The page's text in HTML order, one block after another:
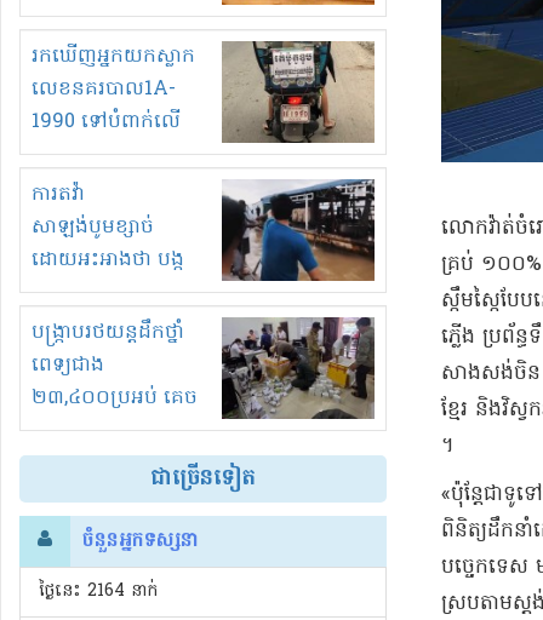
ឆ្នាំ២០៣០
រកឃើញអ្នកយកស្លាក
លេខនគរបាល1A-
1990 ទៅបំពាក់លើ
ម៉ូតូរបស់ខ្លួន ដាកផ្លាក
រត់ឌុបហើយ
ការតវ៉ា
សាឡង់បូមខ្សាច់
ដោយអះអាងថា បង្ក
បាក់ច្រាំងទន្លេ និង
រំខានទាំងយប់ទាំងថ្ងៃ
បង្ក្រាបរថយន្តដឹកថ្នាំ
ពេទ្យជាង
២៣,៤០០ប្រអប់ គេច
ពន្ធនិងអត់ច្បាប់នាំ
ចូល!?
ជាច្រើនទៀត
ចំនួនអ្នកទស្សនា
ថ្ងៃនេះ​ 2164 នាក់
លោក​វ៉ា​ត់​ចំ
គ្រប់ ១០០
ស្កឹមស្កៃ​បែ
ភ្លើង ប្រព័
សាងសង់​ចិន
ខ្មែរ និង​វិ
។​
«​ប៉ុន្ដែ​ជាទូ
ពិនិត្យ​ដឹកន
បច្ចេកទេ
ស្របតាម​ស្